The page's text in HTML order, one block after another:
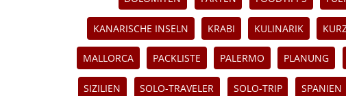
KANARISCHE INSELN KRABI KULINARIK
MALLORCA PACKLISTE PALERMO PLANUNG
SIZILIEN SOLO-TRAVELER SOLO-TRIP SPANIEN